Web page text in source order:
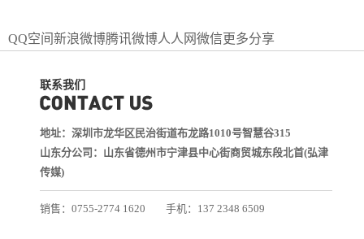
QQ空间 新浪微博腾讯微博人人网微信更多分享
联系我们
地址：深圳市龙华区民治街道布龙路1010号智慧谷315
山东分公司：山东省德州市宁津县中心街商贸城东段北首(弘津
传媒)
销售：0755-2774 1620
手机：137 2348 6509